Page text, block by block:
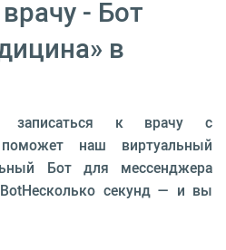
- Бот
в
к врачу с
наш виртуальный
Бот для мессенджера
секунд — и вы